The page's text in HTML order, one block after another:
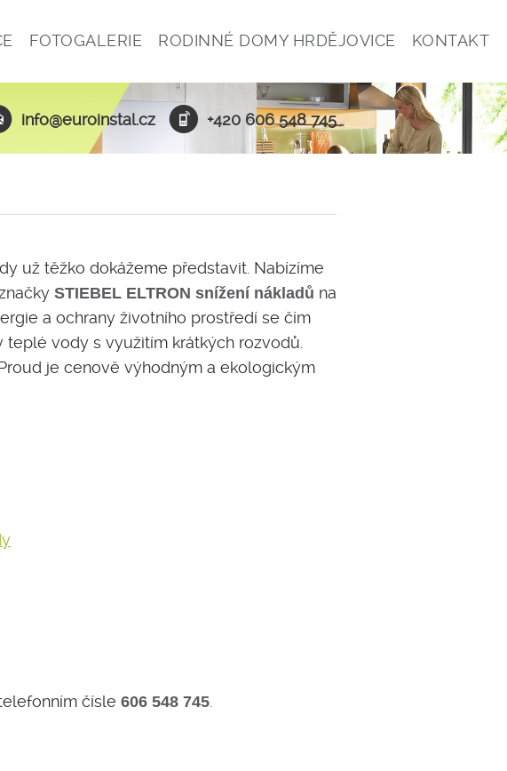
FOTOGALERIE RODINNÉ DOMY HRDĚJOVICE KONTAKT
info@euroinstal.cz +420 606 548 745
už těžko dokážeme představit. Nabízíme
STIEBEL ELTRON snížení nákladů na
a ochrany životního prostředí se čím
vody s využitím krátkých rozvodů.
je cenově výhodným a ekologickým
čísle 606 548 745.